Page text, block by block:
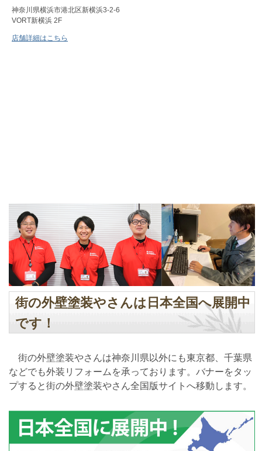
神奈川県横浜市港北区新横浜3-2-6
VORT新横浜 2F
店舗詳細はこちら
街の外壁塗装やさんは日本全国へ展開中
です！
街の外壁塗装やさんは神奈川県以外にも東京都、千葉県
などでも外装リフォームを承っております。バナーをタッ
プすると街の外壁塗装やさん全国版サイトへ移動します。